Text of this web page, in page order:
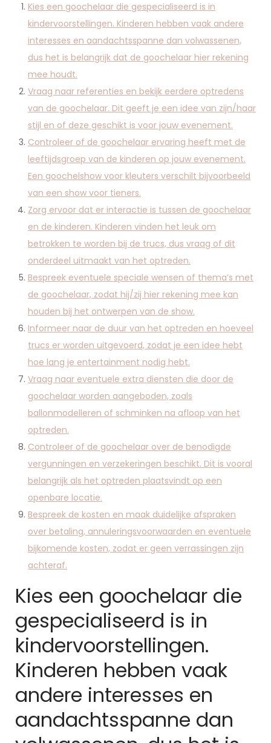
Kies een goochelaar die gespecialiseerd is in
kindervoorstellingen. Kinderen hebben vaak andere
interesses en aandachtsspanne dan volwassenen,
dus het is belangrijk dat de goochelaar hier rekening
mee houdt.
Vraag naar referenties en bekijk eerdere optredens
van de goochelaar. Dit geeft je een idee van zijn/haar
stijl en of deze geschikt is voor jouw evenement.
Controleer of de goochelaar ervaring heeft met de
leeftijdsgroep van de kinderen op jouw evenement.
Een goochelshow voor kleuters verschilt bijvoorbeeld
van een show voor tieners.
Zorg ervoor dat er interactie is tussen de goochelaar
en de kinderen. Kinderen vinden het leuk om
betrokken te worden bij de trucs, dus vraag of dit
onderdeel uitmaakt van het optreden.
Bespreek eventuele speciale wensen of thema’s met
de goochelaar, zodat hij/zij hier rekening mee kan
houden bij het ontwerpen van de show.
Informeer naar de duur van het optreden en hoeveel
trucs er worden uitgevoerd, zodat je een idee hebt
hoe lang je entertainment nodig hebt.
Vraag naar eventuele extra diensten die door de
goochelaar worden aangeboden, zoals
ballonmodelleren of schminken na afloop van het
optreden.
Controleer of de goochelaar over de benodigde
vergunningen en verzekeringen beschikt. Dit is vooral
belangrijk als het optreden plaatsvindt op een
openbare locatie.
Bespreek de kosten en maak duidelijke afspraken
over betaling, annuleringsvoorwaarden en eventuele
bijkomende kosten, zodat er geen verrassingen zijn
achteraf.
Kies een goochelaar die
gespecialiseerd is in
kindervoorstellingen.
Kinderen hebben vaak
andere interesses en
aandachtsspanne dan